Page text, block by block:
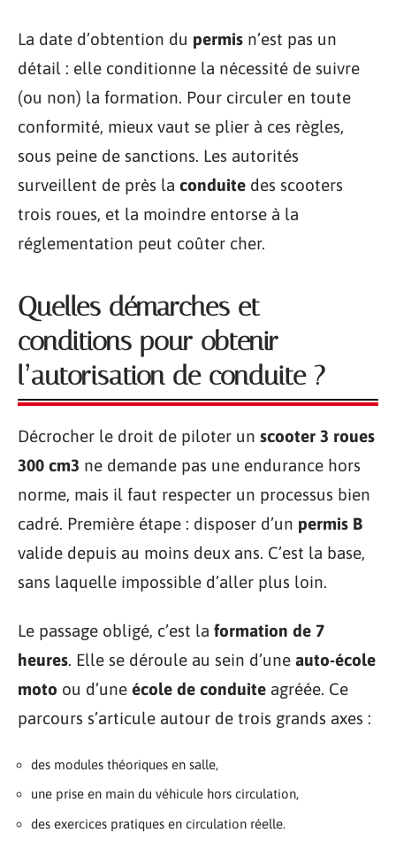
La date d’obtention du permis n’est pas un
détail : elle conditionne la nécessité de suivre
(ou non) la formation. Pour circuler en toute
conformité, mieux vaut se plier à ces règles,
sous peine de sanctions. Les autorités
surveillent de près la conduite des scooters
trois roues, et la moindre entorse à la
réglementation peut coûter cher.
Quelles démarches et
conditions pour obtenir
l’autorisation de conduite ?
Décrocher le droit de piloter un scooter 3 roues
300 cm3 ne demande pas une endurance hors
norme, mais il faut respecter un processus bien
cadré. Première étape : disposer d’un permis B
valide depuis au moins deux ans. C’est la base,
sans laquelle impossible d’aller plus loin.
Le passage obligé, c’est la formation de 7
heures. Elle se déroule au sein d’une auto-école
moto ou d’une école de conduite agréée. Ce
parcours s’articule autour de trois grands axes :
des modules théoriques en salle,
une prise en main du véhicule hors circulation,
des exercices pratiques en circulation réelle.